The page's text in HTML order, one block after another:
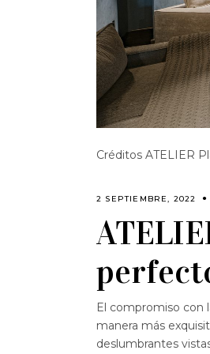
Créditos ATELIER
2 SEPTIEMBRE, 2022
El compromiso con
manera más
deslumbrantes